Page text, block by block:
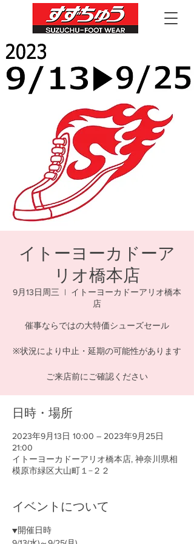
イトーヨーカドーア
リオ橋本店
9月13日周三
  |
イトーヨーカドーアリオ橋本
店
催事ならではの大特価シューズセール
※状況により中止・延期の可能性があります
ご来店前にご確認ください
日時・場所
2023年9月13日 10:00 – 2023年9月25日
21:00
イトーヨーカドーアリオ橋本店, 神奈川県相
模原市緑区大山町１−２２
イベントについて
▼開催日時